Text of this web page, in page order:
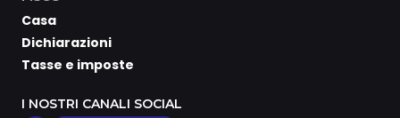
Casa
Dichiarazioni
Tasse e imposte
I NOSTRI CANALI SOCIAL